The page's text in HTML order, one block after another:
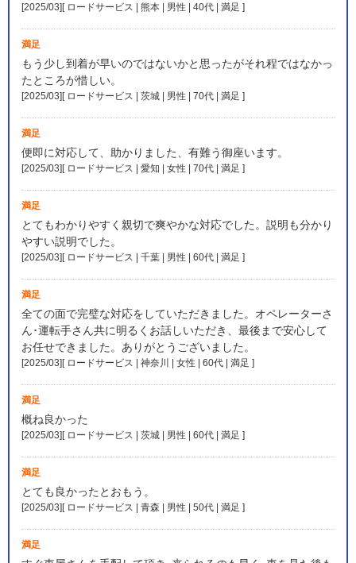
[2025/03][ ロードサービス | 熊本 | 男性 | 40代 | 満足 ]
満足
もう少し到着が早いのではないかと思ったがそれ程ではなかっ
たところが惜しい。
[2025/03][ ロードサービス | 茨城 | 男性 | 70代 | 満足 ]
満足
便即に対応して、助かりました、有難う御座います。
[2025/03][ ロードサービス | 愛知 | 女性 | 70代 | 満足 ]
満足
とてもわかりやすく親切で爽やかな対応でした。説明も分かり
やすい説明でした。
[2025/03][ ロードサービス | 千葉 | 男性 | 60代 | 満足 ]
満足
全ての面で完璧な対応をしていただきました。オペレーターさ
ん･運転手さん共に明るくお話しいただき、最後まで安心して
お任せできました。ありがとうございました。
[2025/03][ ロードサービス | 神奈川 | 女性 | 60代 | 満足 ]
満足
概ね良かった
[2025/03][ ロードサービス | 茨城 | 男性 | 60代 | 満足 ]
満足
とても良かったとおもう。
[2025/03][ ロードサービス | 青森 | 男性 | 50代 | 満足 ]
満足